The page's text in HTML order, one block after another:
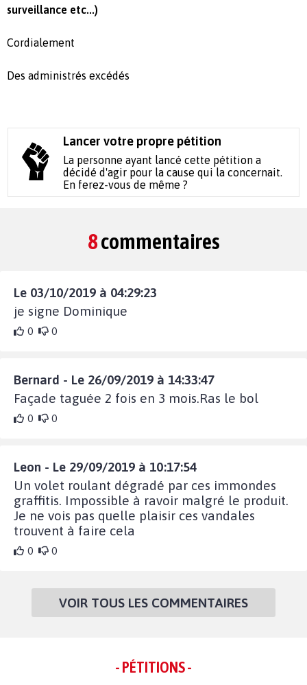
surveillance etc...)
Cordialement
Des administrés excédés
Lancer votre propre pétition
La personne ayant lancé cette pétition a
décidé d'agir pour la cause qui la concernait.
En ferez-vous de même ?
8commentaires
Le 03/10/2019 à 04:29:23
je signe Dominique
0 0
Bernard - Le 26/09/2019 à 14:33:47
Façade taguée 2 fois en 3 mois.Ras le bol
0 0
Leon - Le 29/09/2019 à 10:17:54
Un volet roulant dégradé par ces immondes
graffitis. Impossible à ravoir malgré le produit.
Je ne vois pas quelle plaisir ces vandales
trouvent à faire cela
0 0
VOIR TOUS LES COMMENTAIRES
- PÉTITIONS -